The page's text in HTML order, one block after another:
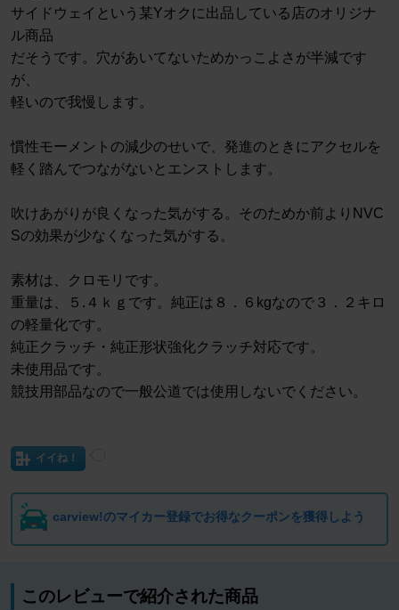
サイドウェイという某Yオクに出品している店のオリジナ
ル商品
だそうです。穴があいてないためかっこよさが半減です
が、
軽いので我慢します。
慣性モーメントの減少のせいで、発進のときにアクセルを
軽く踏んでつながないとエンストします。
吹けあがりが良くなった気がする。そのためか前よりNVC
Sの効果が少なくなった気がする。
素材は、クロモリです。
重量は、５.４ｋｇです。純正は８．６kgなので３．２キロ
の軽量化です。
純正クラッチ・純正形状強化クラッチ対応です。
未使用品です。
競技用部品なので一般公道では使用しないでください。
イイね！
carview!のマイカー登録でお得なクーポンを獲得しよう
このレビューで紹介された商品